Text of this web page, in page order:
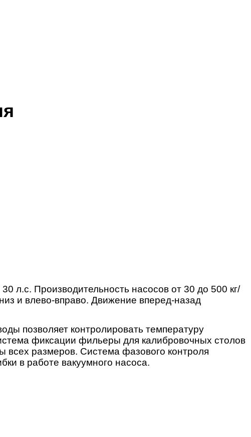
л.с. Производительность насосов от 30 до 500 кг/
и влево-вправо. Движение вперед-назад
позволяет контролировать температуру
фиксации фильеры для калибровочных столов
всех размеров. Система фазового контроля
в работе вакуумного насоса.